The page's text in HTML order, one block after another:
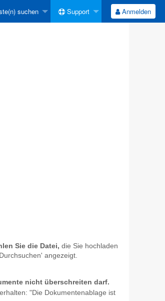
suchen Support Anmelden
Sie die Datei, die Sie hochladen
angezeigt.
nicht überschreiten darf.
"Die Dokumentenablage ist